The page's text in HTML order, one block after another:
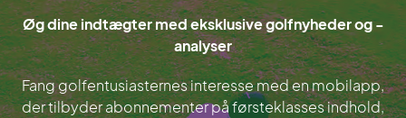
Øg dine indtægter med eksklusive golfnyheder og -
analyser
Fang golfentusiasternes interesse med en mobilapp,
der tilbyder abonnementer på førsteklasses indhold,